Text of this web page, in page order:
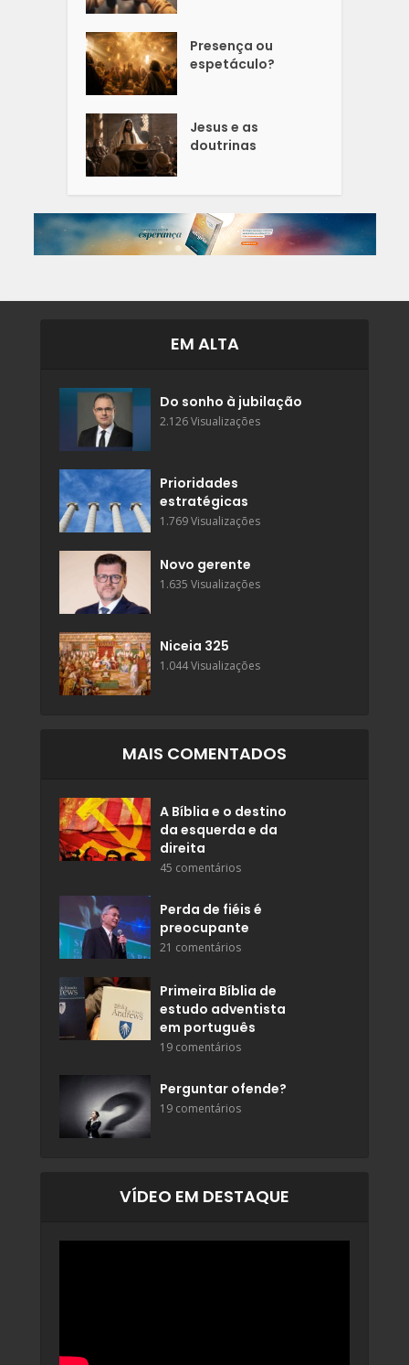
Presença ou
espetáculo?
Jesus e as
doutrinas
EM ALTA
Do sonho à jubilação
2.126 Visualizações
Prioridades
estratégicas
1.769 Visualizações
Novo gerente
1.635 Visualizações
Niceia 325
1.044 Visualizações
MAIS COMENTADOS
A Bíblia e o destino
da esquerda e da
direita
45 comentários
Perda de fiéis é
preocupante
21 comentários
Primeira Bíblia de
estudo adventista
em português
19 comentários
Perguntar ofende?
19 comentários
VÍDEO EM DESTAQUE